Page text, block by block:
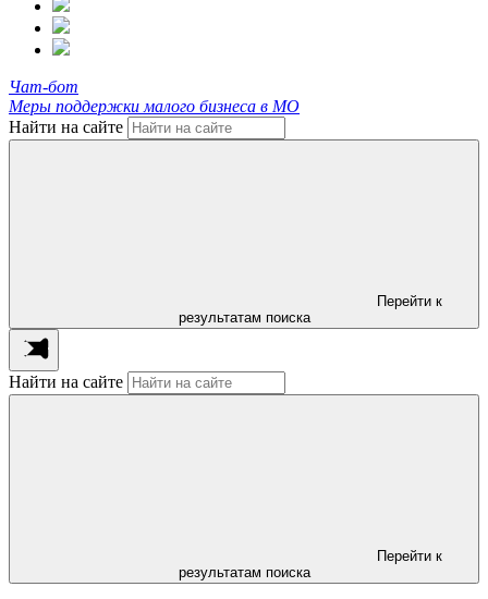
Чат-бот
Меры поддержки малого бизнеса в МО
Найти на сайте
Перейти к
результатам поиска
Найти на сайте
Перейти к
результатам поиска